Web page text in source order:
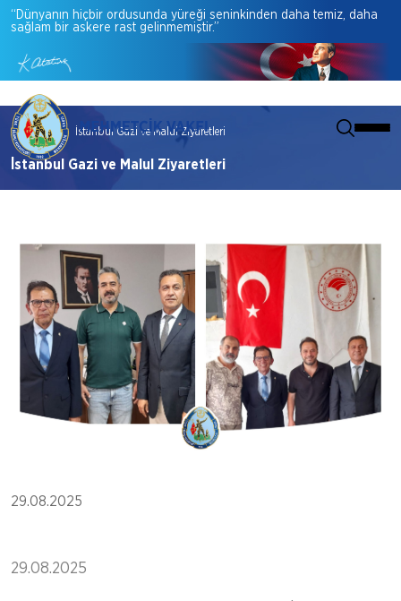
“Dünyanın hiçbir ordusunda yüreği seninkinden daha temiz, daha
sağlam bir askere rast gelinmemiştir.”
Anasayfa İstanbul Gazi ve Malul Ziyaretleri
İstanbul Gazi ve Malul Ziyaretleri
29.08.2025
29.08.2025